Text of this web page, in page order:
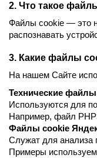
2. Что такое
Файлы cookie — это
распознавать
3. Какие файлы
На нашем Сайте
Технические
Используются для
Например, файл
Файлы cookie
Служат для анализа
Примеры